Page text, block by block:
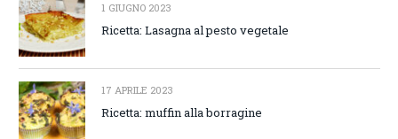
1 GIUGNO 2023
Ricetta: Lasagna al pesto vegetale
17 APRILE 2023
Ricetta: muffin alla borragine